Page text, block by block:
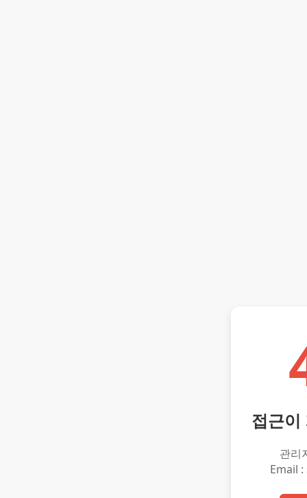
접근이
관리
Email